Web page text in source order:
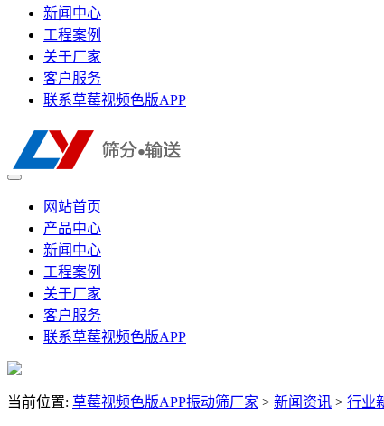
新闻中心
工程案例
关于厂家
客户服务
联系草莓视频色版APP
网站首页
产品中心
新闻中心
工程案例
关于厂家
客户服务
联系草莓视频色版APP
当前位置: 草莓视频色版APP振动筛厂家 > 新闻资讯 > 行业